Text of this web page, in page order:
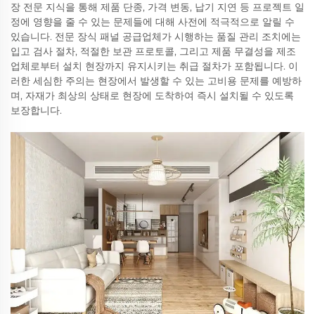
장 전문 지식을 통해 제품 단종, 가격 변동, 납기 지연 등 프로젝트 일
정에 영향을 줄 수 있는 문제들에 대해 사전에 적극적으로 알릴 수
있습니다. 전문 장식 패널 공급업체가 시행하는 품질 관리 조치에는
입고 검사 절차, 적절한 보관 프로토콜, 그리고 제품 무결성을 제조
업체로부터 설치 현장까지 유지시키는 취급 절차가 포함됩니다. 이
러한 세심한 주의는 현장에서 발생할 수 있는 고비용 문제를 예방하
며, 자재가 최상의 상태로 현장에 도착하여 즉시 설치될 수 있도록
보장합니다.